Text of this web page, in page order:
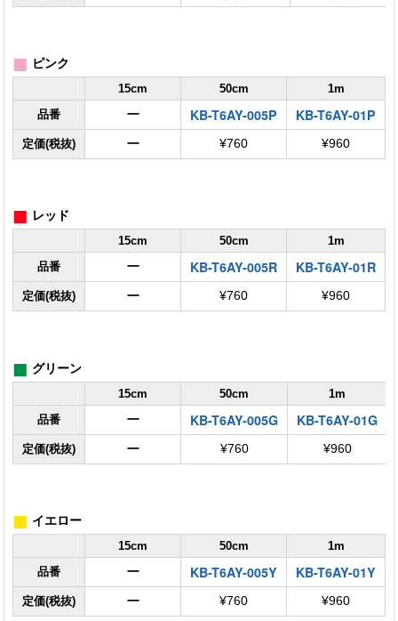
■ ピンク
15cm 50cm
1m
品番
ー KB-T6AY-005P KB-T6AY-01P
定価(税抜) ー ¥760 ¥960
■ レッド
15cm 50cm
1m
品番
ー KB-T6AY-005R KB-T6AY-01R
定価(税抜) ー ¥760 ¥960
■ グリーン
15cm 50cm
1m
品番
ー KB-T6AY-005G KB-T6AY-01G
定価(税抜) ー ¥760 ¥960
■ イエロー
15cm 50cm
1m
品番
ー KB-T6AY-005Y KB-T6AY-01Y
定価(税抜) ー ¥760 ¥960